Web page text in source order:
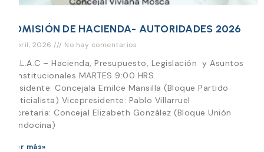
COMISIÓN DE HACIENDA- AUTORIDADES 2026
7 abril, 2026 No hay comentarios
H.P.L.A.C – Hacienda, Presupuesto, Legislación y Asuntos
Constitucionales MARTES 9:00 HRS
Presidente: Concejala Emilce Mansilla (Bloque Partido
Justicialista) Vicepresidente: Pablo Villarruel
Secretaria: Concejal Elizabeth González (Bloque Unión
Mendocina)
Leer más»